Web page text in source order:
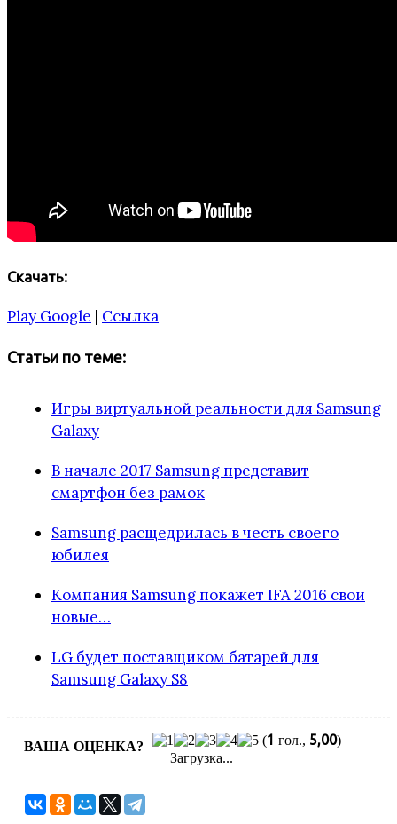
Скачать:
Play Google | Ссылка
Статьи по теме:
Игры виртуальной реальности для Samsung
Galaxy
В начале 2017 Samsung представит
смартфон без рамок
Samsung расщедрилась в честь своего
юбилея
Компания Samsung покажет IFA 2016 свои
новые…
LG будет поставщиком батарей для
Samsung Galaxy S8
ВАША ОЦЕНКА? (1 гол., 5,00)
Загрузка...